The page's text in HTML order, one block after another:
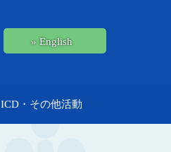
» English
ICD・その他活動